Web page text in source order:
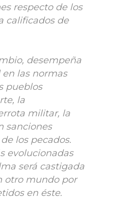
respecto de los
calificados de
desempeña
las normas
pueblos
la
militar, la
sanciones
los pecados.
evolucionadas
será castigada
otro mundo por
en éste.